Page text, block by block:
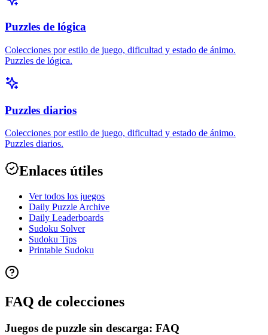
Puzzles de lógica
Colecciones por estilo de juego, dificultad y estado de ánimo.
Puzzles de lógica.
Puzzles diarios
Colecciones por estilo de juego, dificultad y estado de ánimo.
Puzzles diarios.
Enlaces útiles
Ver todos los juegos
Daily Puzzle Archive
Daily Leaderboards
Sudoku Solver
Sudoku Tips
Printable Sudoku
FAQ de colecciones
Juegos de puzzle sin descarga: FAQ